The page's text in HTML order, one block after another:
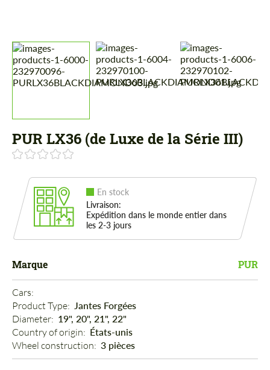
PUR LX36 (de Luxe de la Série III)
En stock
Livraison:
Expédition dans le monde entier dans
les 2-3 jours
Marque PUR
Cars:
Product Type: Jantes Forgées
Diameter: 19", 20", 21", 22"
Country of origin: États-unis
Wheel construction: 3 pièces